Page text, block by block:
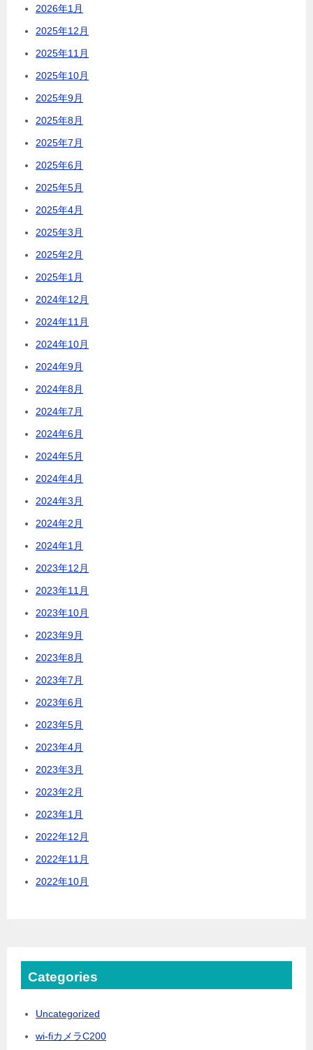
2026年1月
2025年12月
2025年11月
2025年10月
2025年9月
2025年8月
2025年7月
2025年6月
2025年5月
2025年4月
2025年3月
2025年2月
2025年1月
2024年12月
2024年11月
2024年10月
2024年9月
2024年8月
2024年7月
2024年6月
2024年5月
2024年4月
2024年3月
2024年2月
2024年1月
2023年12月
2023年11月
2023年10月
2023年9月
2023年8月
2023年7月
2023年6月
2023年5月
2023年4月
2023年3月
2023年2月
2023年1月
2022年12月
2022年11月
2022年10月
Categories
Uncategorized
wi-fiカメラC200